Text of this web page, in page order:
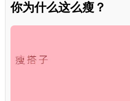
你为什么这么瘦？